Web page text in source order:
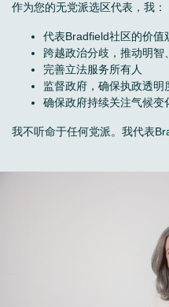
作为您的无党派选区代表，我：
代表Bradfield社区的价值
跨越政治分歧，推动明智
完善立法服务所有人
监督政府，确保执政透明
确保政府持续关注气候变
我不听命于任何党派。我代表